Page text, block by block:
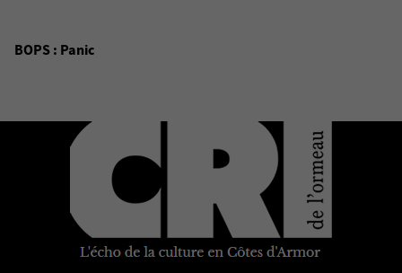
BOPS : Panic